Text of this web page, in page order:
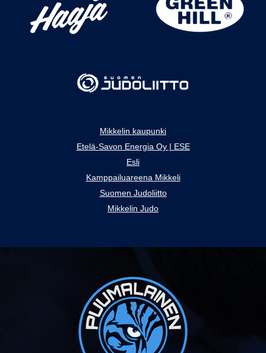
Mikkelin kaupunki
Etelä-Savon Energia Oy | ESE
Esli
Kamppailuareena Mikkeli
Suomen Judoliitto
Mikkelin Judo